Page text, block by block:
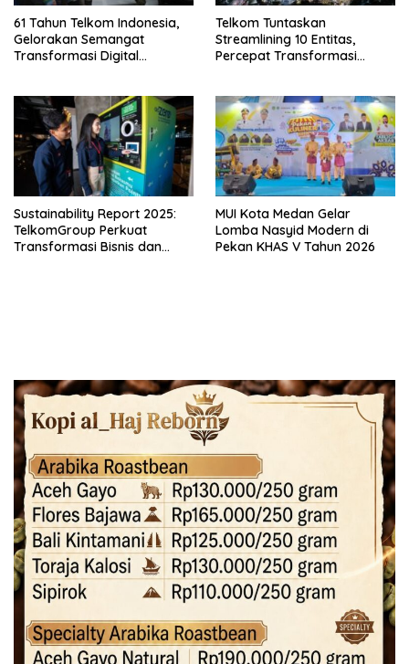
61 Tahun Telkom Indonesia,
Gelorakan Semangat
Transformasi Digital
Telkom Tuntaskan
Streamlining 10 Entitas,
Percepat Transformasi
Sustainability Report 2025:
TelkomGroup Perkuat
Transformasi Bisnis dan
MUI Kota Medan Gelar
Lomba Nasyid Modern di
Pekan KHAS V Tahun 2026